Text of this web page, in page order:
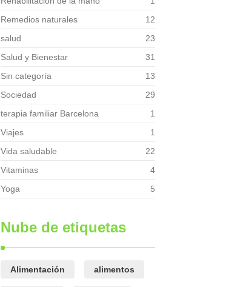
Remedios naturales
12
salud
23
Salud y Bienestar
31
Sin categoría
13
Sociedad
29
terapia familiar Barcelona
1
Viajes
1
Vida saludable
22
Vitaminas
4
Yoga
5
Nube de etiquetas
Alimentación alimentos